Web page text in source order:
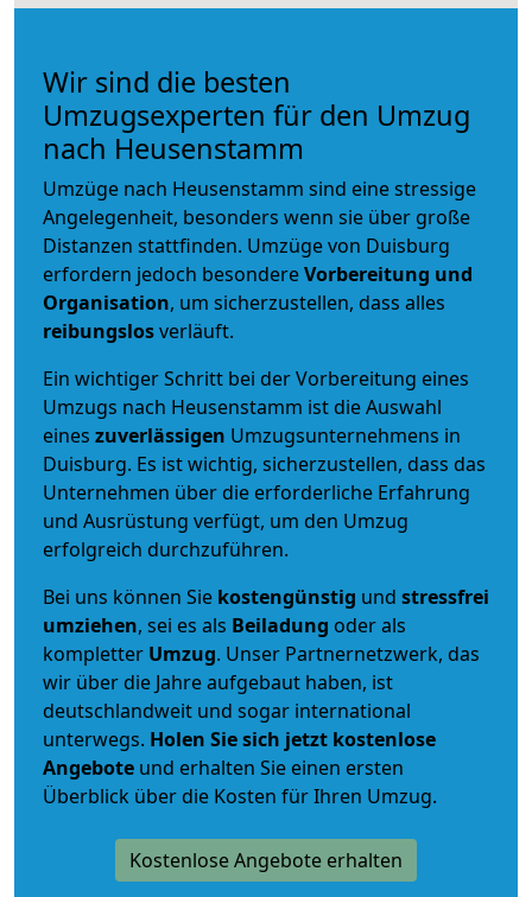
Wir sind die besten
Umzugsexperten für den Umzug
nach Heusenstamm
Umzüge nach Heusenstamm sind eine stressige
Angelegenheit, besonders wenn sie über große
Distanzen stattfinden. Umzüge von Duisburg
erfordern jedoch besondereVorbereitung und
Organisation, um sicherzustellen, dass alles
reibungslosverläuft.
Ein wichtiger Schritt bei der Vorbereitung eines
Umzugs nach Heusenstamm ist die Auswahl
eines zuverlässigen Umzugsunternehmens in
Duisburg. Es ist wichtig, sicherzustellen, dass das
Unternehmen über die erforderliche Erfahrung
und Ausrüstung verfügt, um den Umzug
erfolgreich durchzuführen.
Bei uns können Sie kostengünstig und stressfrei
umziehen, sei es als Beiladung oder als
kompletter Umzug. Unser Partnernetzwerk, das
wir über die Jahre aufgebaut haben, ist
deutschlandweit und sogar international
unterwegs. Holen Sie sich jetzt kostenlose
Angebote und erhalten Sie einen ersten
Überblick über die Kosten für Ihren Umzug.
Kostenlose Angebote erhalten